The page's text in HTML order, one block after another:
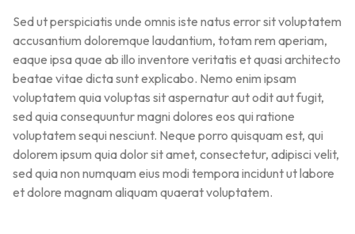
Sed ut perspiciatis unde omnis iste natus error sit voluptatem
accusantium doloremque laudantium, totam rem aperiam,
eaque ipsa quae ab illo inventore veritatis et quasi architecto
beatae vitae dicta sunt explicabo. Nemo enim ipsam
voluptatem quia voluptas sit aspernatur aut odit aut fugit,
sed quia consequuntur magni dolores eos qui ratione
voluptatem sequi nesciunt. Neque porro quisquam est, qui
dolorem ipsum quia dolor sit amet, consectetur, adipisci velit,
sed quia non numquam eius modi tempora incidunt ut labore
et dolore magnam aliquam quaerat voluptatem.